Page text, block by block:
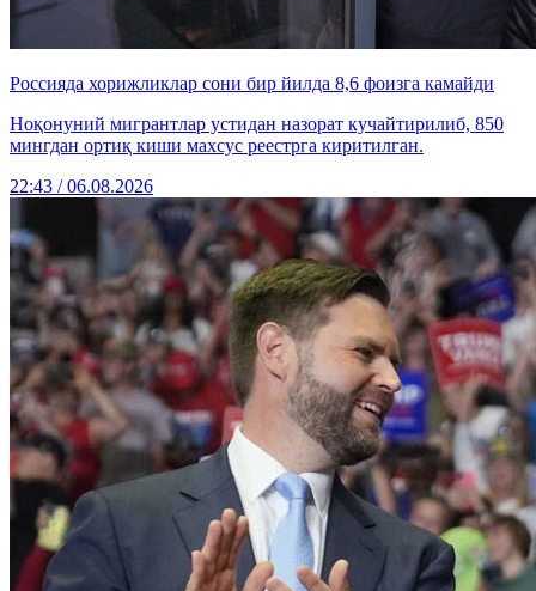
Россияда хорижликлар сони бир йилда 8,6 фоизга камайди
Ноқонуний мигрантлар устидан назорат кучайтирилиб, 850
мингдан ортиқ киши махсус реестрга киритилган.
22:43 / 06.08.2026